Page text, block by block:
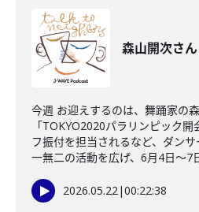
森山開次さ
今週 お迎えするのは、舞踊家の森
「TOKYO2020パラリンピック
フ振付を担当されるなど、ダン
一無二の活動を広げ、6月4日～7
2026.05.22|00:22:38